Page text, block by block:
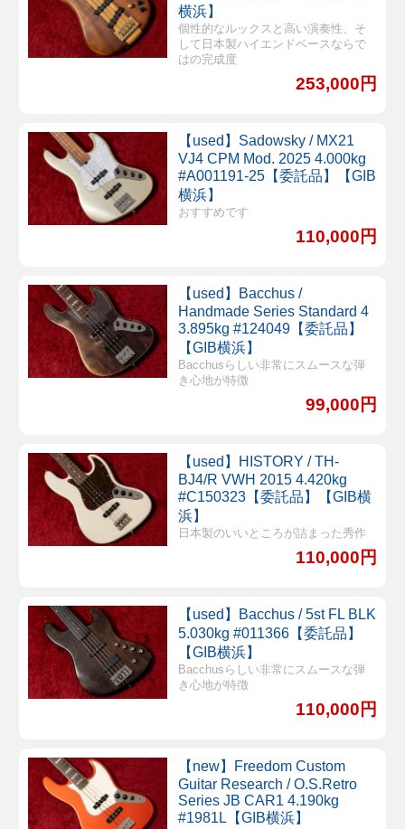
横浜】
個性的なルックスと高い演奏性、そ
して日本製ハイエンドベースならで
はの完成度
253,000円
【used】Sadowsky / MX21
VJ4 CPM Mod. 2025 4.000kg
#A001191-25【委託品】【GIB
横浜】
おすすめです
110,000円
【used】Bacchus /
Handmade Series Standard 4
3.895kg #124049【委託品】
【GIB横浜】
Bacchusらしい非常にスムースな弾
き心地が特徴
99,000円
【used】HISTORY / TH-
BJ4/R VWH 2015 4.420kg
#C150323【委託品】【GIB横
浜】
日本製のいいところが詰まった秀作
110,000円
【used】Bacchus / 5st FL BLK
5.030kg #011366【委託品】
【GIB横浜】
Bacchusらしい非常にスムースな弾
き心地が特徴
110,000円
【new】Freedom Custom
Guitar Research / O.S.Retro
Series JB CAR1 4.190kg
#1981L【GIB横浜】